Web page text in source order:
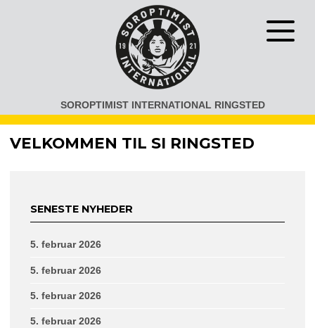
SOROPTIMIST INTERNATIONAL RINGSTED
Åben
VELKOMMEN TIL SI RINGSTED
SENESTE NYHEDER
5. februar 2026
5. februar 2026
5. februar 2026
5. februar 2026